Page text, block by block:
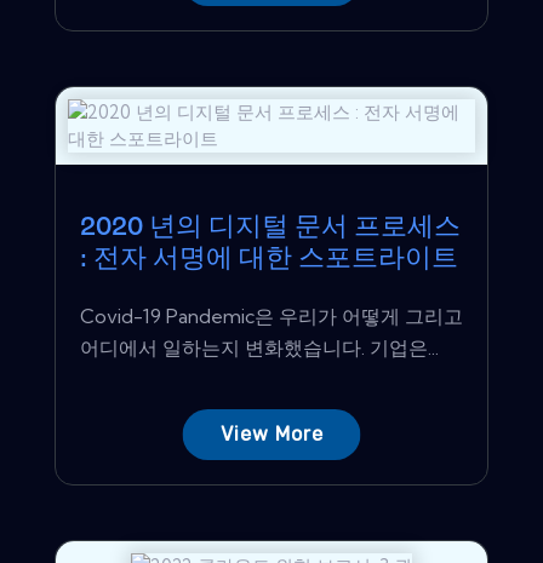
2020 년의 디지털 문서 프로세스
: 전자 서명에 대한 스포트라이트
Covid-19 Pandemic은 우리가 어떻게 그리고
어디에서 일하는지 변화했습니다. 기업은...
View More